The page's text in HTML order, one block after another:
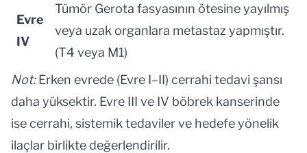
Evre
IV
Tümör Gerota fasyasının ötesine yayılmış
veya uzak organlara metastaz yapmıştır.
(T4 veya M1)
Not:Erken evrede (Evre I–II) cerrahi tedavi şansı
daha yüksektir. Evre III ve IV böbrek kanserinde
ise cerrahi, sistemik tedaviler ve hedefe yönelik
ilaçlar birlikte değerlendirilir.